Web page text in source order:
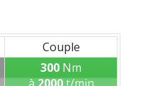
Couple
300 Nm